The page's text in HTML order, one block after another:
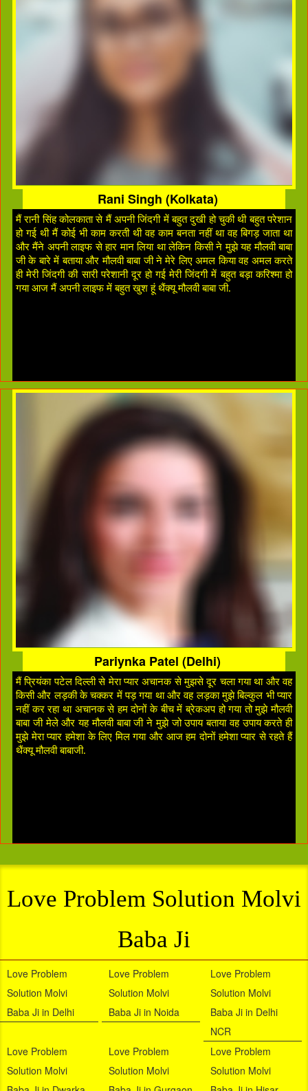
Rani Singh (Kolkata)
मैं रानी सिंह कोलकाता से मैं अपनी जिंदगी में बहुत दुखी हो चुकी थी बहुत परेशान
हो गई थी मैं कोई भी काम करती थी वह काम बनता नहीं था वह बिगड़ जाता था
और मैंने अपनी लाइफ से हार मान लिया था लेकिन किसी ने मुझे यह मौलवी बाबा
जी के बारे में बताया और मौलवी बाबा जी ने मेरे लिए अमल किया वह अमल करते
ही मेरी जिंदगी की सारी परेशानी दूर हो गई मेरी जिंदगी में बहुत बड़ा करिश्मा हो
गया आज मैं अपनी लाइफ में बहुत खुश हूं थैंक्यू मौलवी बाबा जी.
Pariynka Patel (Delhi)
मैं प्रियंका पटेल दिल्ली से मेरा प्यार अचानक से मुझसे दूर चला गया था और वह
किसी और लड़की के चक्कर में पड़ गया था और वह लड़का मुझे बिल्कुल भी प्यार
नहीं कर रहा था अचानक से हम दोनों के बीच में ब्रेकअप हो गया तो मुझे मौलवी
बाबा जी मेले और यह मौलवी बाबा जी ने मुझे जो उपाय बताया वह उपाय करते ही
मुझे मेरा प्यार हमेशा के लिए मिल गया और आज हम दोनों हमेशा प्यार से रहते हैं
थैंक्यू मौलवी बाबाजी.
Love Problem Solution Molvi
Baba Ji
Love Problem
Solution Molvi
Baba Ji in Delhi
Love Problem
Solution Molvi
Baba Ji in Noida
Love Problem
Solution Molvi
Baba Ji in Delhi
NCR
Love Problem
Solution Molvi
Love Problem
Solution Molvi
Love Problem
Solution Molvi